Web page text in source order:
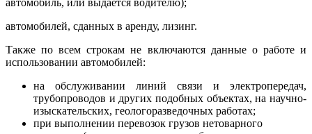
автомобиль, или выдается водителю);
автомобилей, сданных в аренду, лизинг.
Также по всем строкам не включаются данные о работе и
использовании автомобилей:
на обслуживании линий связи и электропередач,
трубопроводов и других подобных объектах, на научно-
изыскательских, геологоразведочных работах;
при выполнении перевозок грузов нетоварного